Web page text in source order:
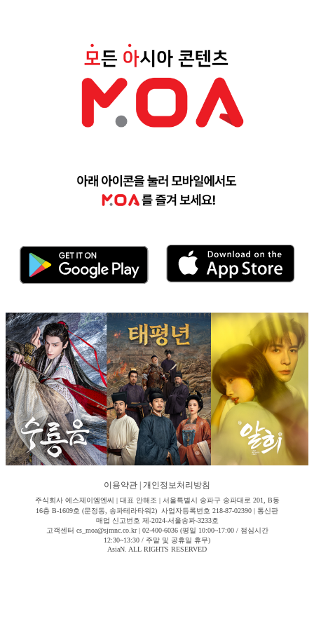
이용약관 개인정보처리방침
주식회사 에스제이엠엔씨 | 대표 안해조 | 서울특별시 송파구 송파대로 201, B동
16층 B-1609호 (문정동, 송파테라타워2) 사업자등록번호 218-87-02390 | 통신판
매업 신고번호 제-2024-서울송파-3233호
고객센터 cs_moa@sjmnc.co.kr | 02-400-6036 (평일 10:00~17:00 / 점심시간
12:30~13:30 / 주말 및 공휴일 휴무)
AsiaN. ALL RIGHTS RESERVED